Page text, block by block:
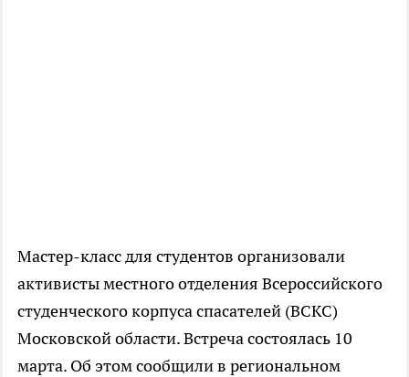
Мастер-класс для студентов организовали
активисты местного отделения Всероссийского
студенческого корпуса спасателей (ВСКС)
Московской области. Встреча состоялась 10
марта. Об этом сообщили в региональном